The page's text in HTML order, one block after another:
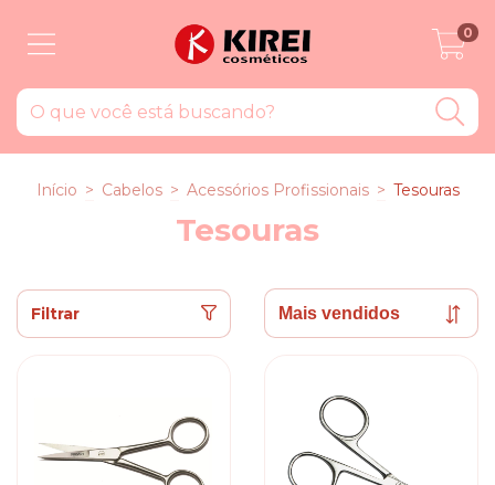
0
Início > Cabelos > Acessórios Profissionais > Tesouras
Tesouras
Filtrar